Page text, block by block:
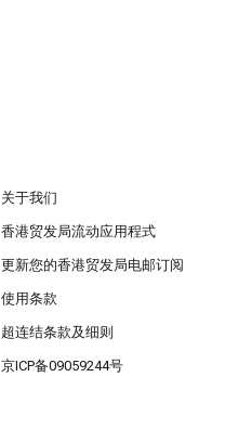
关于我们
香港贸发局流动应用程式
更新您的香港贸发局电邮订阅
使用条款
超连结条款及细则
京ICP备09059244号